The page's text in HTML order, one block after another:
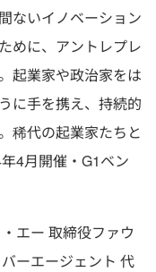
ないイノベーション
めに、アントレプレ
起業家や政治家をは
に手を携え、持続的
稀代の起業家たちと
4月開催・G1ベン
エー 取締役ファウ
ーエージェント 代